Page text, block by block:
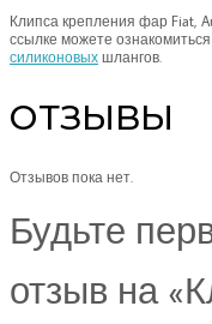
Клипса крепления фар Fiat,
ссылке можете
силиконовых шлангов.
ОТЗЫВЫ
Отзывов пока нет.
Будьте
отзыв на